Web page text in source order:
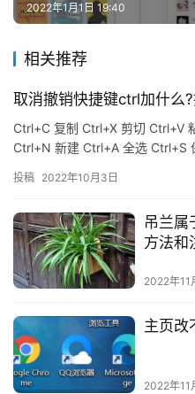
2022年1月1日 19:40
相关推荐
取消撤销快捷键ctrl加什么
Ctrl+C 复制 Ctrl+X 剪切 Ctrl+V
Ctrl+N 新建 Ctrl+A 全选 Ctrl+S
投稿 2022年10月3日
吊兰属
方法和
2022年11
主页改
2022年11